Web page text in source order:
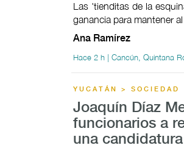
Las 'tienditas de la
ganancia para mantener
Ana Ramírez
Hace 2 h | Cancún, Quintana
YUCATÁN > SOCIEDAD
Joaquín Díaz
funcionarios a
una